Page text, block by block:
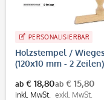
PERSONALISIERBAR
Holzstempel /
(120x10 mm - 2 Zeilen)
ab € 18,80
inkl. MwSt.
ab € 15,80
exkl. MwSt.